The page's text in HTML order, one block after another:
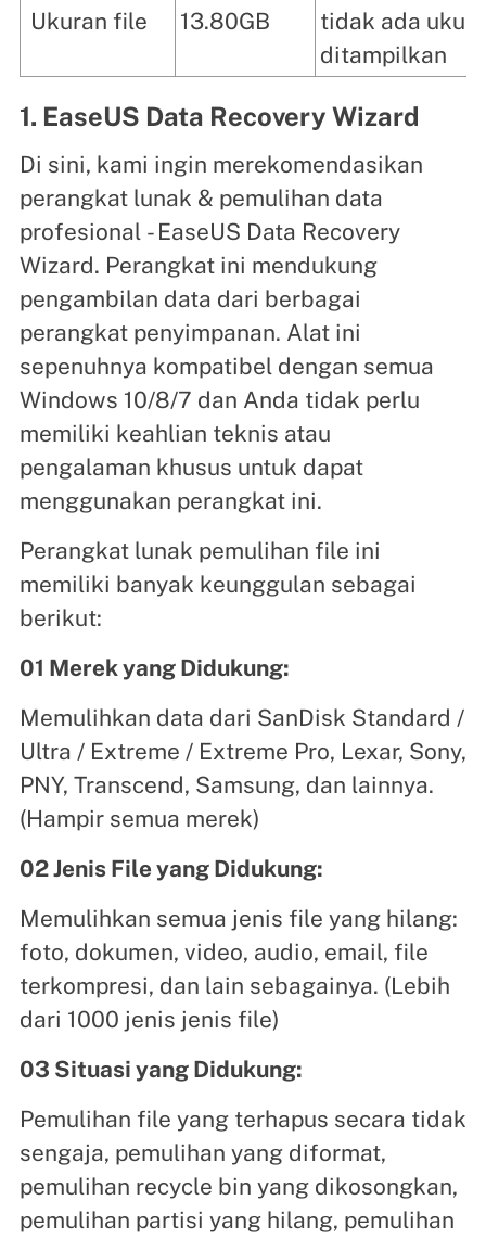
Ukuran file 13.80GB
tidak ada
ditampilkan
1. EaseUS Data Recovery Wizard
Di sini, kami ingin merekomendasikan
perangkat lunak & pemulihan data
profesional - EaseUS Data Recovery
Wizard. Perangkat ini mendukung
pengambilan data dari berbagai
perangkat penyimpanan. Alat ini
sepenuhnya kompatibel dengan semua
Windows 10/8/7 dan Anda tidak perlu
memiliki keahlian teknis atau
pengalaman khusus untuk dapat
menggunakan perangkat ini.
Perangkat lunak pemulihan file ini
memiliki banyak keunggulan sebagai
berikut:
01 Merek yang Didukung:
Memulihkan data dari SanDisk Standard /
Ultra / Extreme / Extreme Pro, Lexar, Sony,
PNY, Transcend, Samsung, dan lainnya.
(Hampir semua merek)
02 Jenis File yang Didukung:
Memulihkan semua jenis file yang hilang:
foto, dokumen, video, audio, email, file
terkompresi, dan lain sebagainya. (Lebih
dari 1000 jenis jenis file)
03 Situasi yang Didukung:
Pemulihan file yang terhapus secara tidak
sengaja, pemulihan yang diformat,
pemulihan recycle bin yang dikosongkan,
pemulihan partisi yang hilang, pemulihan